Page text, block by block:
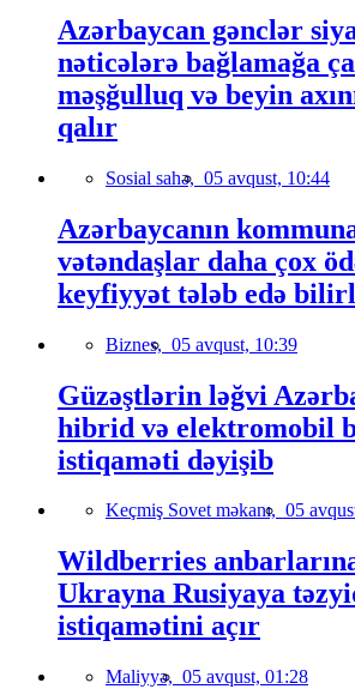
Azərbaycan gənclər
nəticələrə bağlamağa
məşğulluq və beyin
qalır
Sosial sahə, 05 avqust, 10:44
Azərbaycanın
vətəndaşlar daha çox
keyfiyyət tələb edə
Biznes, 05 avqust, 10:39
Güzəştlərin ləğvi
hibrid və elektromobil
istiqaməti dəyişib
Keçmiş Sovet məkanı, 05
Wildberries
Ukrayna Rusiyaya
istiqamətini açır
Maliyyə, 05 avqust, 01:28